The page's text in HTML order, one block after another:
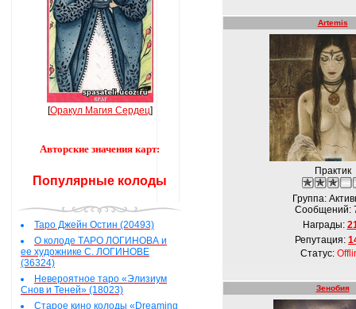
[Оракул Магия Сердец]
Авторские значения карт:
Популярные колоды
Таро Джейн Остин (20493)
О колоде ТАРО ЛОГИНОВА и
ее художнике С. ЛОГИНОВЕ
(36324)
Невероятное таро «Элизиум
Снов и Теней» (18023)
Старое кино колоды «Dreaming
Artemis
Практик
Группа:
Сообщений:
Награды:
Репутация:
Статус:
Зенобия